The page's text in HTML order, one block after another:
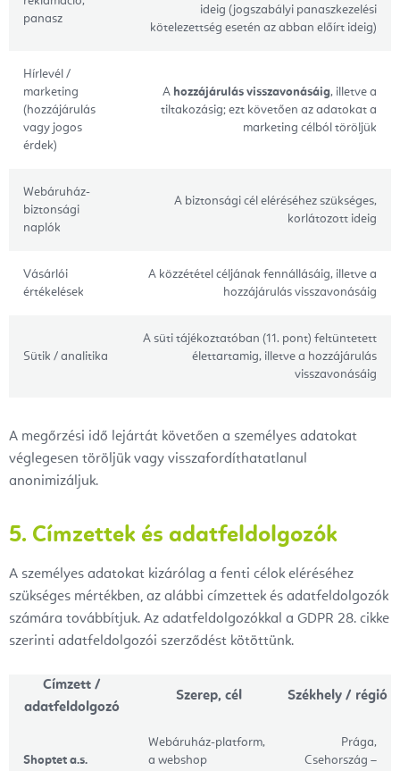
panasz
ideig (jogszabályi panaszkezelési
kötelezettség esetén az abban előírt ideig)
Hírlevél /
marketing
(hozzájárulás
vagy jogos
érdek)
A hozzájárulás visszavonásáig, illetve a
tiltakozásig; ezt követően az adatokat a
marketing célból töröljük
Webáruház-
biztonsági
naplók
A biztonsági cél eléréséhez szükséges,
korlátozott ideig
Vásárlói
értékelések
A közzététel céljának fennállásáig, illetve a
hozzájárulás visszavonásáig
Sütik / analitika
A süti tájékoztatóban (11. pont) feltüntetett
élettartamig, illetve a hozzájárulás
visszavonásáig
A megőrzési idő lejártát követően a személyes adatokat
véglegesen töröljük vagy visszafordíthatatlanul
anonimizáljuk.
5. Címzettek és adatfeldolgozók
A személyes adatokat kizárólag a fenti célok eléréséhez
szükséges mértékben, az alábbi címzettek és adatfeldolgozók
számára továbbítjuk. Az adatfeldolgozókkal a GDPR 28. cikke
szerinti adatfeldolgozói szerződést kötöttünk.
Címzett /
adatfeldolgozó
Szerep, cél Székhely / régió
Shoptet a.s.
Webáruház-platform,
a webshop
Prága,
Csehország –